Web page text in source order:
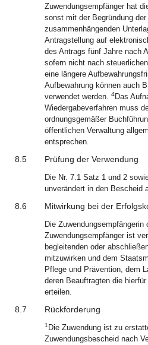
Zuwendungsempfänger hat
sonst mit der Begründung
zusammenhängenden
Antragstellung auf
des Antrags fünf Jahre nach
sofern nicht nach
eine längere
Aufbewahrung können auch
verwendet werden. 4Das
Wiedergabeverfahren muss
ordnungsgemäßer
öffentlichen Verwaltung
entsprechen.
8.5 Prüfung der Verwendung
Die Nr. 7.1 Satz 1 und 2
unverändert in den Bescheid
8.6 Mitwirkung bei der
Die Zuwendungsempfängerin
Zuwendungsempfänger ist
begleitenden oder
mitzuwirken und dem
Pflege und Prävention, dem
deren Beauftragten die
erteilen.
8.7 Rückforderung
1 Die Zuwendung ist zu
Zuwendungsbescheid nach